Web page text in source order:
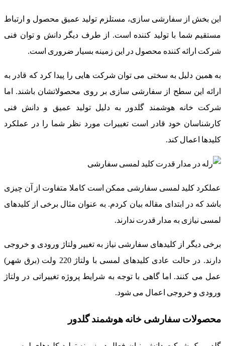
این بخش از سفارشی سازی، مستلزم تولید عمیق محصول و ارتباط
مستقیم شما با تولید کننده است. از طرف دیگر دانش و توان فنی
شرکت ارائه کننده محصول در این زمینه بسیار ضروری است.
به همین دلیل به سختی می توان شرکت هایی را پیدا کرد که قادر به
ارائه این سطح از سفارشی سازی بر روی محصولاتشان باشند. اما
شرکت خانه هوشمند گلدور به دلیل تولید عمیق و دانش فنی
کارشناسان خود قادر است تغییرات مورد نظر شما را در عملکرد
کلیدها اعمال کند.
عملکرد کلید لمسی سفارشی ممکن است کاملا متفاوت از آن چیزی
باشد که در ابتدای مقاله بیان کردم. به عنوان مثال برخی از کلیدهای
لمسی نیازی به مدار قدرت ندارند.
برخی دیگر از کلیدهای سفارشی نیاز به تغییر ولتاژ ورودی و خروجی
دارند. در حالت عادی کلیدهای لمسی با ولتاژ 220 ولت (برق شهر)
عمل می کنند. اما گاهی با توجه به شرایط پروژه تغییراتی در ولتاژ
ورودی و خروجی اعمال می شود.
محصولات سفارشی خانه هوشمند گلدور